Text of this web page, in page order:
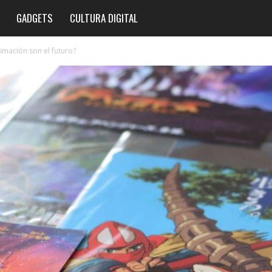
GADGETS CULTURA DIGITAL
son el futuro?